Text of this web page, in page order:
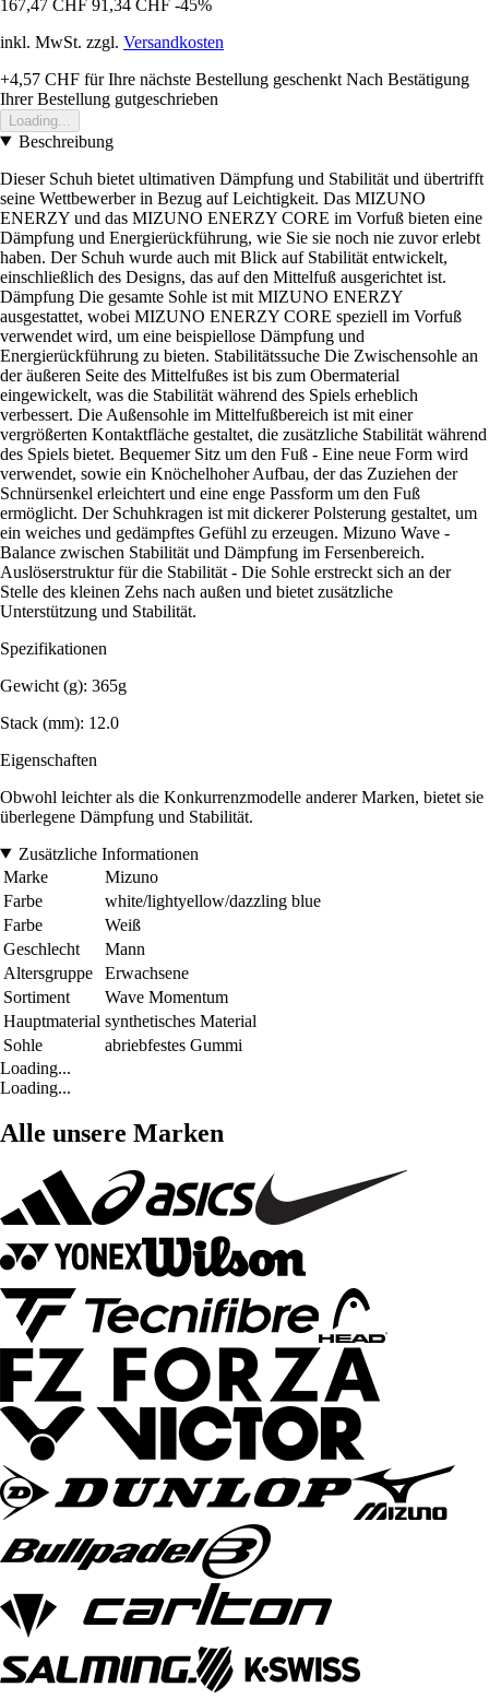
167,47 CHF 91,34 CHF -45%
inkl. MwSt. zzgl. Versandkosten
+4,57 CHF für Ihre nächste Bestellung geschenkt Nach Bestätigung
Ihrer Bestellung gutgeschrieben
Loading...
Beschreibung
Dieser Schuh bietet ultimativen Dämpfung und Stabilität und übertrifft
seine Wettbewerber in Bezug auf Leichtigkeit. Das MIZUNO
ENERZY und das MIZUNO ENERZY CORE im Vorfuß bieten eine
Dämpfung und Energierückführung, wie Sie sie noch nie zuvor erlebt
haben. Der Schuh wurde auch mit Blick auf Stabilität entwickelt,
einschließlich des Designs, das auf den Mittelfuß ausgerichtet ist.
Dämpfung Die gesamte Sohle ist mit MIZUNO ENERZY
ausgestattet, wobei MIZUNO ENERZY CORE speziell im Vorfuß
verwendet wird, um eine beispiellose Dämpfung und
Energierückführung zu bieten. Stabilitätssuche Die Zwischensohle an
der äußeren Seite des Mittelfußes ist bis zum Obermaterial
eingewickelt, was die Stabilität während des Spiels erheblich
verbessert. Die Außensohle im Mittelfußbereich ist mit einer
vergrößerten Kontaktfläche gestaltet, die zusätzliche Stabilität während
des Spiels bietet. Bequemer Sitz um den Fuß - Eine neue Form wird
verwendet, sowie ein Knöchelhoher Aufbau, der das Zuziehen der
Schnürsenkel erleichtert und eine enge Passform um den Fuß
ermöglicht. Der Schuhkragen ist mit dickerer Polsterung gestaltet, um
ein weiches und gedämpftes Gefühl zu erzeugen. Mizuno Wave -
Balance zwischen Stabilität und Dämpfung im Fersenbereich.
Auslöserstruktur für die Stabilität - Die Sohle erstreckt sich an der
Stelle des kleinen Zehs nach außen und bietet zusätzliche
Unterstützung und Stabilität.
Spezifikationen
Gewicht (g): 365g
Stack (mm): 12.0
Eigenschaften
Obwohl leichter als die Konkurrenzmodelle anderer Marken, bietet sie
überlegene Dämpfung und Stabilität.
Zusätzliche Informationen
Marke
Mizuno
Farbe
white/lightyellow/dazzling blue
Farbe
Weiß
Geschlecht
Mann
Altersgruppe
Erwachsene
Sortiment
Wave Momentum
Hauptmaterial synthetisches Material
Sohle
abriebfestes Gummi
Loading...
Loading...
Alle unsere Marken